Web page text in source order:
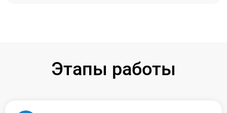
Этапы работы